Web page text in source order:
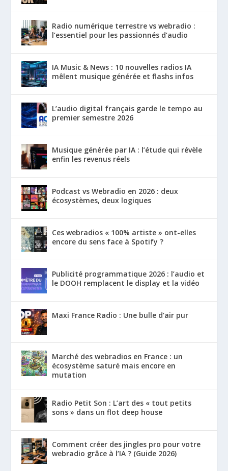
Radio numérique terrestre vs webradio :
l’essentiel pour les passionnés d’audio
IA Music & News : 10 nouvelles radios IA
mêlent musique générée et flashs infos
L’audio digital français garde le tempo au
premier semestre 2026
Musique générée par IA : l’étude qui révèle
enfin les revenus réels
Podcast vs Webradio en 2026 : deux
écosystèmes, deux logiques
Ces webradios « 100% artiste » ont-elles
encore du sens face à Spotify ?
Publicité programmatique 2026 : l’audio et
le DOOH remplacent le display et la vidéo
Maxi France Radio : Une bulle d’air pur
Marché des webradios en France : un
écosystème saturé mais encore en
mutation
Radio Petit Son : L’art des « tout petits
sons » dans un flot deep house
Comment créer des jingles pro pour votre
webradio grâce à l’IA ? (Guide 2026)